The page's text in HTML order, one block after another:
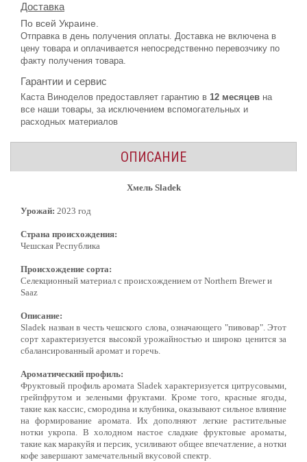
Доставка
По всей Украине.
Отправка в день получения оплаты. Доставка не включена в
цену товара и оплачивается непосредственно перевозчику по
факту получения товара.
Гарантии и сервис
Каста Виноделов предоставляет гарантию в 12 месяцев на
все наши товары, за исключением вспомогательных и
расходных материалов
ОПИСАНИЕ
Хмель Sladek
Урожай: 2023 год
Страна происхождения:
Чешская Республика
Происхождение сорта:
Селекционный материал с происхождением от Northern Brewer и
Saaz
Описание:
Sladek назван в честь чешского слова, означающего "пивовар". Этот
сорт характеризуется высокой урожайностью и широко ценится за
сбалансированный аромат и горечь.
Ароматический профиль:
Фруктовый профиль аромата Sladek характеризуется цитрусовыми,
грейпфрутом и зелеными фруктами. Кроме того, красные ягоды,
такие как кассис, смородина и клубника, оказывают сильное влияние
на формирование аромата. Их дополняют легкие растительные
нотки укропа. В холодном настое сладкие фруктовые ароматы,
такие как маракуйя и персик, усиливают общее впечатление, а нотки
кофе завершают замечательный вкусовой спектр.